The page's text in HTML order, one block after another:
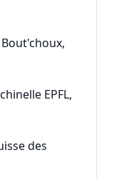
Bout'choux,
EPFL,
des